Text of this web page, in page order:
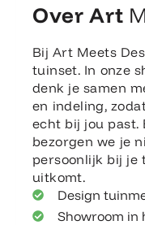
Over Art
Bij Art Meets
tuinset. In onze
denk je samen
en indeling,
echt bij jou past.
bezorgen we je
persoonlijk bij je
uitkomt.
Design
Showroom in